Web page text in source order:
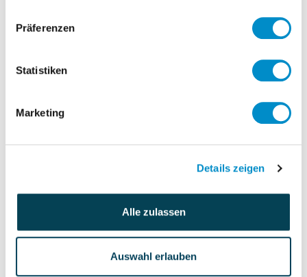
Präferenzen
Statistiken
Marketing
Details zeigen
Alle zulassen
Auswahl erlauben